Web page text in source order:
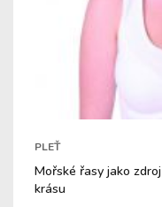
PLEŤ
Mořské řasy jako
krásu